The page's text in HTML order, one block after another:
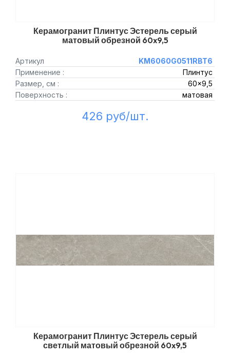
Керамогранит Плинтус Эстерель серый
матовый обрезной 60x9,5
Артикул
KM6060G0511RBT6
Применение :
Плинтус
Размер, см :
60x9,5
Поверхность :
матовая
426 руб/шт.
Керамогранит Плинтус Эстерель серый
светлый матовый обрезной 60x9,5